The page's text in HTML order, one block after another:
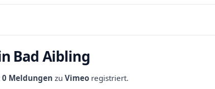
Bad Aibling
0 Meldungen zu Vimeo registriert.